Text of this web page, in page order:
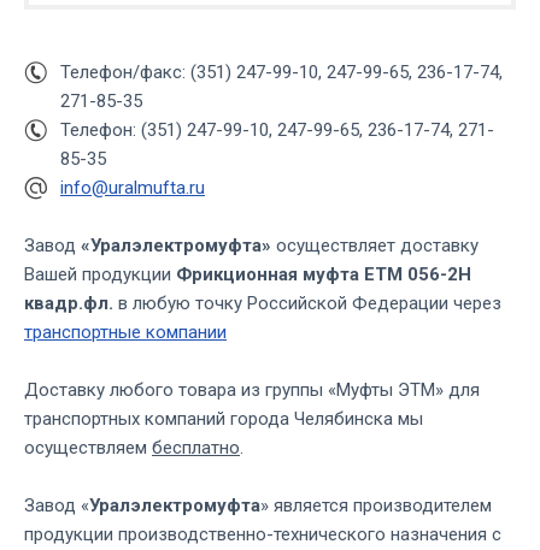
Телефон/факс: (351) 247-99-10, 247-99-65, 236-17-74,
271-85-35
Телефон: (351) 247-99-10, 247-99-65, 236-17-74, 271-
85-35
info@uralmufta.ru
Завод «Уралэлектромуфта» осуществляет доставку
Вашей продукции Фрикционная муфта ЕТМ 056-2Н
квадр.фл. в любую точку Российской Федерации через
транспортные компании
Доставку любого товара из группы «Муфты ЭТМ» для
транспортных компаний города Челябинска мы
осуществляем бесплатно.
Завод «Уралэлектромуфта» является производителем
продукции производственно-технического назначения с